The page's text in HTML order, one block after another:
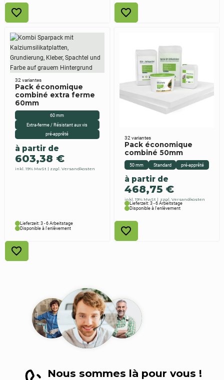
60 mm
Extra-ferme / Résistant aux vis
pré-apprêté
Pack économique
combiné extra ferme
60mm
à partir de
603,38 €
inkl. 19% MwSt zzgl. Versandkosten
32 variantes
Lieferzeit: 3 - 6 Arbeitstage
Disponible à l'enlèvement
50 mm Standard pré-apprêté
Pack économique
combiné 50mm
à partir de
468,75 €
inkl. 19% MwSt zzgl. Versandkosten
32 variantes
Lieferzeit: 3 - 6 Arbeitstage
Disponible à l'enlèvement
Nous sommes là pour vous !